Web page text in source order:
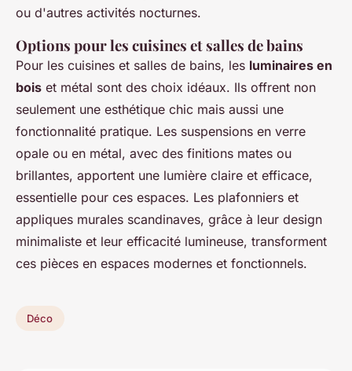
ou d'autres activités nocturnes.
Options pour les cuisines et salles de bains
Pour les cuisines et salles de bains, les luminaires en
bois et métal sont des choix idéaux. Ils offrent non
seulement une esthétique chic mais aussi une
fonctionnalité pratique. Les suspensions en verre
opale ou en métal, avec des finitions mates ou
brillantes, apportent une lumière claire et efficace,
essentielle pour ces espaces. Les plafonniers et
appliques murales scandinaves, grâce à leur design
minimaliste et leur efficacité lumineuse, transforment
ces pièces en espaces modernes et fonctionnels.
Déco